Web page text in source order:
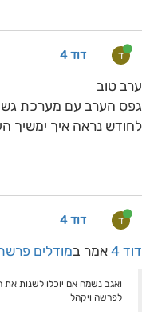
ד דוד 4
ערב טוב
לחודש נראה איך ימשיך
ד דוד 4
דוד 4 אמר במודלים
ואגב נשמח אם יוכלו לשנות
לפרשה ויקהל